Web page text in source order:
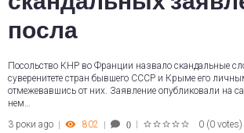
посла
Посольство КНР во Франции назвало скандальные
суверенитете стран бывшего СССР и Крыме его
отмежевавшись от них. Заявление опубликовали на
нем…
3 роки ago
802 0 0 (0 votes)